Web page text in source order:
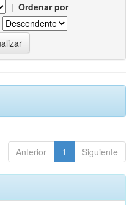
| Ordenar por
Anterior 1 Siguiente